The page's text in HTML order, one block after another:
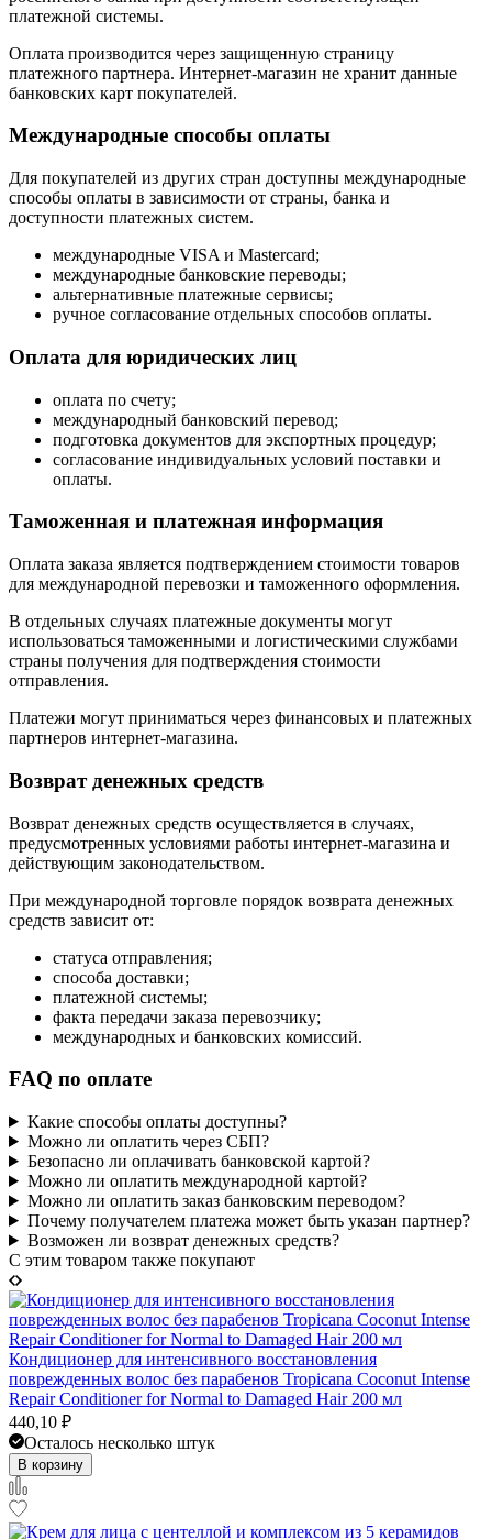
платежной системы.
Оплата производится через защищенную страницу
платежного партнера. Интернет-магазин не хранит данные
банковских карт покупателей.
Международные способы оплаты
Для покупателей из других стран доступны международные
способы оплаты в зависимости от страны, банка и
доступности платежных систем.
международные VISA и Mastercard;
международные банковские переводы;
альтернативные платежные сервисы;
ручное согласование отдельных способов оплаты.
Оплата для юридических лиц
оплата по счету;
международный банковский перевод;
подготовка документов для экспортных процедур;
согласование индивидуальных условий поставки и
оплаты.
Таможенная и платежная информация
Оплата заказа является подтверждением стоимости товаров
для международной перевозки и таможенного оформления.
В отдельных случаях платежные документы могут
использоваться таможенными и логистическими службами
страны получения для подтверждения стоимости
отправления.
Платежи могут приниматься через финансовых и платежных
партнеров интернет-магазина.
Возврат денежных средств
Возврат денежных средств осуществляется в случаях,
предусмотренных условиями работы интернет-магазина и
действующим законодательством.
При международной торговле порядок возврата денежных
средств зависит от:
статуса отправления;
способа доставки;
платежной системы;
факта передачи заказа перевозчику;
международных и банковских комиссий.
FAQ по оплате
Какие способы оплаты доступны?
Можно ли оплатить через СБП?
Безопасно ли оплачивать банковской картой?
Можно ли оплатить международной картой?
Можно ли оплатить заказ банковским переводом?
Почему получателем платежа может быть указан партнер?
Возможен ли возврат денежных средств?
C этим товаром также покупают
Кондиционер для интенсивного восстановления
поврежденных волос без парабенов Tropicana Coconut Intense
Repair Conditioner for Normal to Damaged Hair 200 мл
440,10 ₽
Осталось несколько штук
В корзину